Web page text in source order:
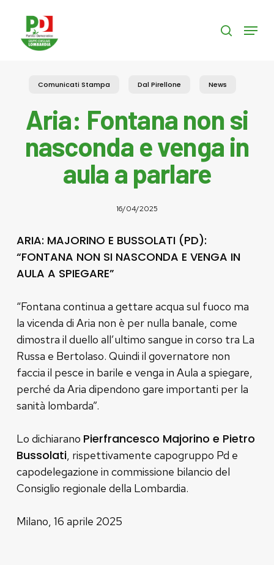
content
search
Menu
Comunicati Stampa Dal Pirellone News
Aria: Fontana non si
nasconda e venga in
aula a parlare
16/04/2025
ARIA: MAJORINO E BUSSOLATI (PD):
“FONTANA NON SI NASCONDA E VENGA IN
AULA A SPIEGARE”
“Fontana continua a gettare acqua sul fuoco ma
la vicenda di Aria non è per nulla banale, come
dimostra il duello all’ultimo sangue in corso tra La
Russa e Bertolaso. Quindi il governatore non
faccia il pesce in barile e venga in Aula a spiegare,
perché da Aria dipendono gare importanti per la
sanità lombarda”.
Lo dichiarano Pierfrancesco Majorino e Pietro
Bussolati, rispettivamente capogruppo Pd e
capodelegazione in commissione bilancio del
Consiglio regionale della Lombardia.
Milano, 16 aprile 2025